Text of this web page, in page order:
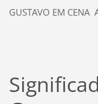
GUSTAVO EM CENA